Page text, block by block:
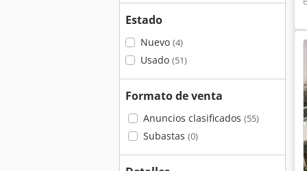
Estado
Nuevo (4)
Usado (51)
Formato de venta
Anuncios clasificados (55)
Subastas (0)